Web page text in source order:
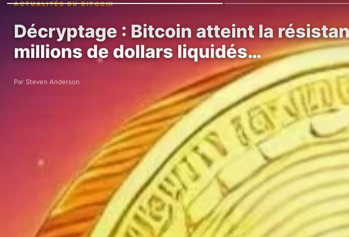
ACTUALITÉS DU BITCOIN
Décryptage : Bitcoin atteint la
millions de dollars liquidés…
Par Steven Anderson